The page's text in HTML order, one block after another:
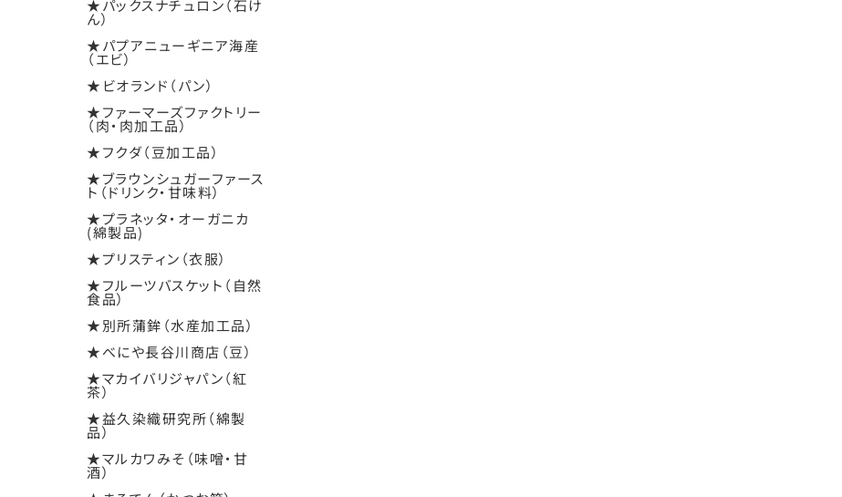
★パックスナチュロン（石け
ん）
★パプアニューギニア海産
（エビ）
★ビオランド（パン）
★ファーマーズファクトリー
（肉・肉加工品）
★フクダ（豆加工品）
★ブラウンシュガーファース
ト（ドリンク・甘味料）
★プラネッタ・オーガニカ
(綿製品)
★プリスティン（衣服）
★フルーツバスケット（自然
食品）
★別所蒲鉾（水産加工品）
★べにや長谷川商店（豆）
★マカイバリジャパン（紅
茶）
★益久染織研究所（綿製
品）
★マルカワみそ（味噌・甘
酒）